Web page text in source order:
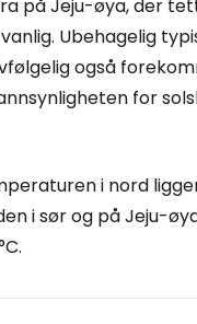
på Jeju-øya, der
Ubehagelig
også
for
i nord
i sør og på Jeju-